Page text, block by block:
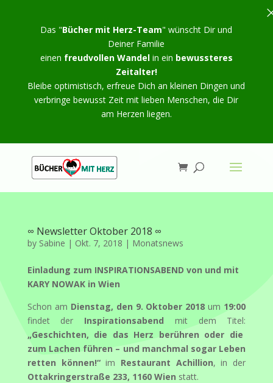
∞ Newsletter Oktober 2018 ∞
by Sabine | Okt. 7, 2018 | Monatsnews
Einladung zum INSPIRATIONSABEND von und mit
KARY NOWAK in Wien
Schon am Dienstag, den 9. Oktober 2018 um 19:00
findet der Inspirationsabend mit dem Titel:
„Geschichten, die das Herz berühren oder die
zum Lachen führen – und manchmal sogar Leben
retten können!“im Restaurant Achillion, in der
Ottakringerstraße 233, 1160 Wien statt.
Das "Bücher mit Herz-Team" wünscht Dir und
Deiner Familie
einen freudvollen Wandelin ein bewussteres
Zeitalter!
Bleibe optimistisch, erfreue Dich an kleinen Dingen und
verbringe bewusst Zeit mit lieben Menschen, die Dir
am Herzen liegen.